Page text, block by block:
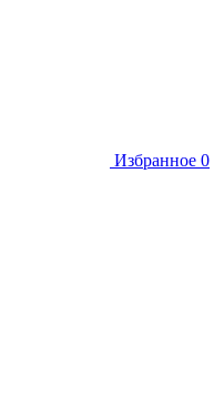
Избранное 0